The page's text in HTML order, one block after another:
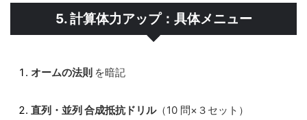
5. 計算体力アップ：具体メニュー
オームの法則 を暗記
直列・並列 合成抵抗ドリル（10 問×３セット）